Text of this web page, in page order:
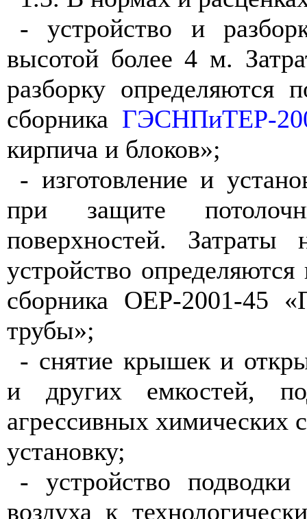
- устройство и
высотой более 4 м.
разборку определяются
сборника ГЭСНПиТЕР-
кирпича и блоков»;
- изготовление и
при защите
поверхностей.
устройство
сборника ОЕР-2001-45
трубы»;
- снятие крышек и
и других емкостей,
агрессивных
установку;
- устройство
воздуха к